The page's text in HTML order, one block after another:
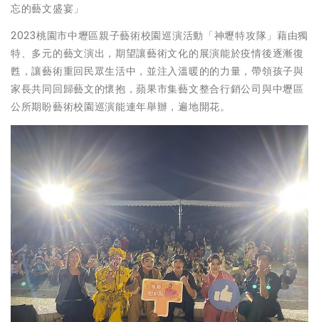
忘的藝文盛宴」
2023桃園市中壢區親子藝術校園巡演活動「神壢特攻隊」藉由獨
特、多元的藝文演出，期望讓藝術文化的展演能於疫情後逐漸復
甦，讓藝術重回民眾生活中，並注入溫暖的的力量，帶領孩子與
家長共同回歸藝文的懷抱，蘋果市集藝文整合行銷公司與中壢區
公所期盼藝術校園巡演能連年舉辦，遍地開花。